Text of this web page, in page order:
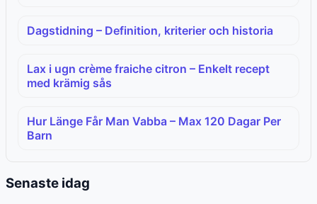
Dagstidning – Definition, kriterier och historia
Lax i ugn crème fraiche citron – Enkelt recept
med krämig sås
Hur Länge Får Man Vabba – Max 120 Dagar Per
Barn
Senaste idag